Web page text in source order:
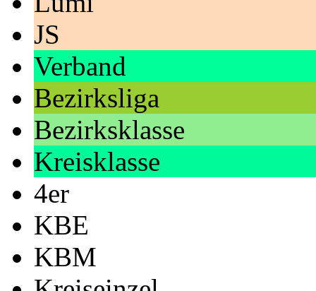
JS
Verband
Bezirksliga
Bezirksklasse
Kreisklasse
4er
KBE
KBM